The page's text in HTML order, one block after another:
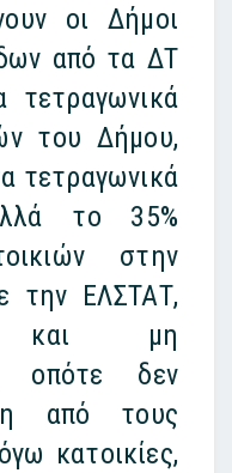
οι Δήμοι
από τα ΔΤ
του Δήμου,
τετραγωνικά
το 35%
στην
την ΕΛΣΤΑΤ,
και μη
οπότε δεν
από τους
κατοικίες,